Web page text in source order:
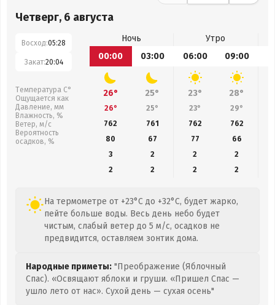
Четверг, 6 августа
Восход:05:28
Закат:20:04
Температура С°
Ощущается как
Давление, мм
Влажность, %
Ветер, м/с
Вероятность
осадков, %
Ночь
Утро
00:00
03:00 06:00 09:00
26° 25° 23° 28°
26° 25° 23° 29°
762
761 762 762
80
67 77 66
3
2 2
2
2
2 2 2
На термометре от +23°C до +32°C, будет жарко,
пейте больше воды. Весь день небо будет
чистым, слабый ветер до 5 м/с, осадков не
предвидится, оставляем зонтик дома.
Народные приметы: "Преображение (Яблочный
Спас). «Освящают яблоки и груши. «Пришел Спас —
ушло лето от нас». Сухой день — сухая осень"